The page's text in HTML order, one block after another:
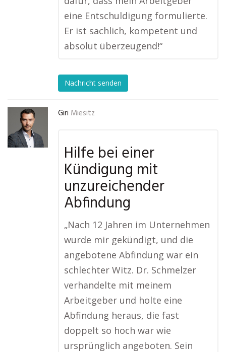
eine Entschuldigung formulierte.
Er ist sachlich, kompetent und
absolut überzeugend!“
Nachricht senden
Giri Miesitz
Hilfe bei einer
Kündigung mit
unzureichender
Abfindung
„Nach 12 Jahren im Unternehmen
wurde mir gekündigt, und die
angebotene Abfindung war ein
schlechter Witz. Dr. Schmelzer
verhandelte mit meinem
Arbeitgeber und holte eine
Abfindung heraus, die fast
doppelt so hoch war wie
ursprünglich angeboten. Sein